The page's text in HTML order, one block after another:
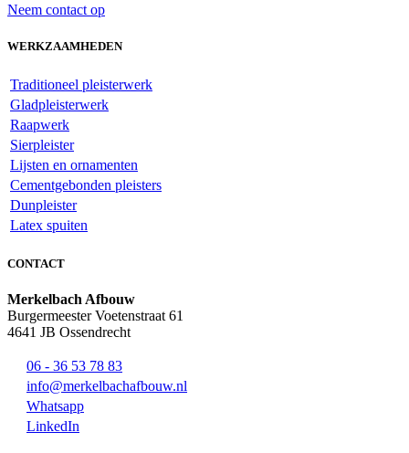
Neem contact op
WERKZAAMHEDEN
Traditioneel pleisterwerk
Gladpleisterwerk
Raapwerk
Sierpleister
Lijsten en ornamenten
Cementgebonden pleisters
Dunpleister
Latex spuiten
CONTACT
Merkelbach Afbouw
Burgermeester Voetenstraat 61
4641 JB Ossendrecht
06 - 36 53 78 83
info@merkelbachafbouw.nl
Whatsapp
LinkedIn